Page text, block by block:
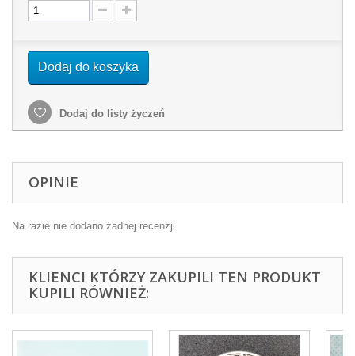
Dodaj do koszyka
Dodaj do listy życzeń
OPINIE
Na razie nie dodano żadnej recenzji.
KLIENCI KTÓRZY ZAKUPILI TEN PRODUKT
KUPILI RÓWNIEŻ: